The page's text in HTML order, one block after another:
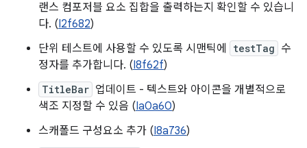
랜스 컴포저블 요소 집합을 출력하는지 확인할 수 있습니
다. (I2f682)
단위 테스트에 사용할 수 있도록 시맨틱에
testTag 수
정자를 추가합니다. (I8f62f)
TitleBar 업데이트 - 텍스트와 아이콘을 개별적으로
색조 지정할 수 있음 (Ia0a60)
스캐폴드 구성요소 추가 (I8a736)